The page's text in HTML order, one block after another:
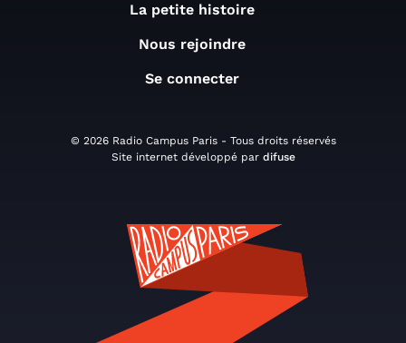
La petite histoire
Nous rejoindre
Se connecter
© 2026 Radio Campus Paris - Tous droits réservés
Site internet développé par difuse